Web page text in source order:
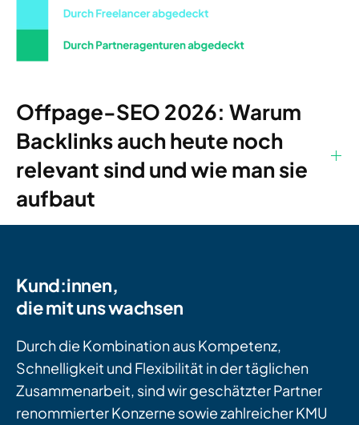
Offpage-SEO 2026: Warum
Backlinks auch heute noch
relevant sind und wie man sie
aufbaut
Kund:innen,
die mit uns wachsen
Durch die Kombination aus Kompetenz,
Schnelligkeit und Flexibilität in der täglichen
Zusammenarbeit, sind wir geschätzter Partner
renommierter Konzerne sowie zahlreicher KMU